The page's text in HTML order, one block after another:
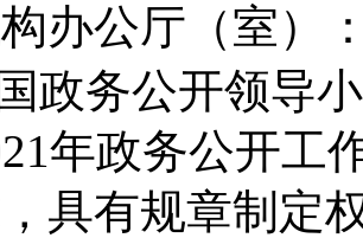
办公厅（室）
政务公开领导
年政务公开工
具有规章制定